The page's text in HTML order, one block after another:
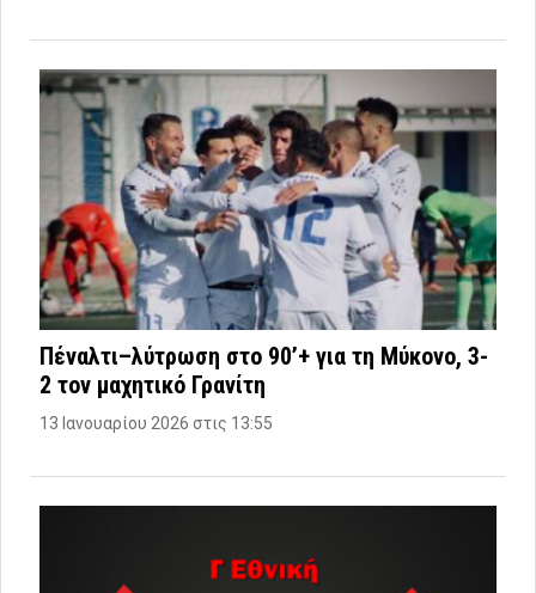
Πέναλτι–λύτρωση στο 90’+ για τη Μύκονο, 3-
2 τον μαχητικό Γρανίτη
13 Ιανουαρίου 2026 στις 13:55